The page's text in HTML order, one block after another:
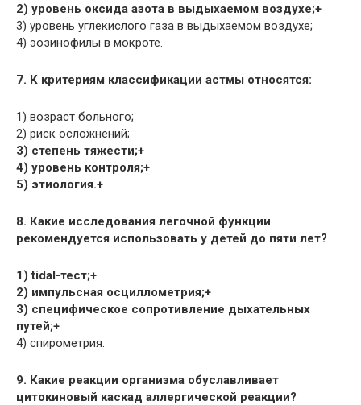
2) уровень оксида азота в выдыхаемом воздухе;+
3) уровень углекислого газа в выдыхаемом воздухе;
4) эозинофилы в мокроте.
7. К критериям классификации астмы относятся:
1) возраст больного;
2) риск осложнений;
3) степень тяжести;+
4) уровень контроля;+
5) этиология.+
8. Какие исследования легочной функции
рекомендуется использовать у детей до пяти лет?
1) tidal-тест;+
2) импульсная осциллометрия;+
3) специфическое сопротивление дыхательных
путей;+
4) спирометрия.
9. Какие реакции организма обуславливает
цитокиновый каскад аллергической реакции?